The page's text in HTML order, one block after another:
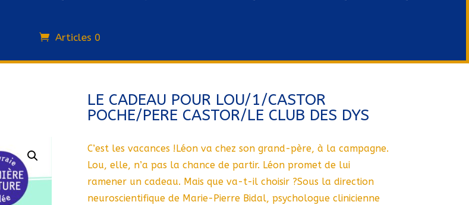
Articles 0
LE CADEAU POUR LOU/1/CASTOR
POCHE/PERE CASTOR/LE CLUB DES DYS
C’est les vacances !Léon va chez son grand-père, à la campagne.
Lou, elle, n’a pas la chance de partir. Léon promet de lui
ramener un cadeau. Mais que va-t-il choisir ?Sous la direction
neuroscientifique de Marie-Pierre Bidal, psychologue clinicienne